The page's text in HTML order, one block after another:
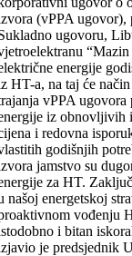
(vPPA ugovor),
ugovoru,
energije
HT-a, na taj će
vPPA
iz obnovljivih
i redovna
godišnjih
jamstvo su
za HT.
našoj energetskoj
vođenju
i bitan
je predsjednik